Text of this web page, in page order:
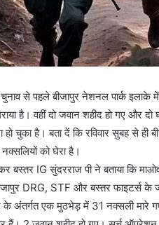
से पहले बीजापुर नेशनल पार्क
है। वहीं दो जवान शहीद हो गए
हो चुका है। बता दें कि रविवार सुबह से
को घेरा है।
बस्तर IG सुंदरराज पी ने बताया कि
DRG, STF और बस्तर फाइटर्स के
के अंतर्गत एक मुठभेड़ में 31 नक्सली